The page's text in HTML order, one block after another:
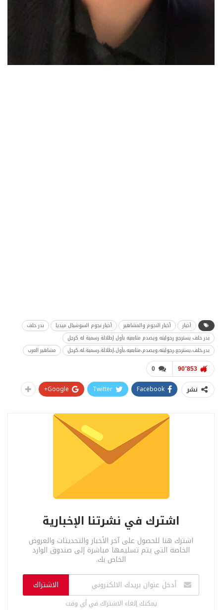
أخبار أخبار النجوم والمشاهير أخبار نجوم السوشيال ميديا
بدر خلف
بدر خلف يسترجع رجوليته ويصدم متابعيه بأول إطلالة رسمية له كرجل
بدر،خلف،يسترجع،رجوليته،ويصدم،متابعيه،بأول،إطلالة،رسمية،له،كرجل
مشاهير العرب
0 90٬853
نشر Facebook
Twitter
Google+
اشترك في نشرتنا الإخبارية
اشترك هنا للحصول على آخر الأخبار والتحديثات والعروض
الخاصة التي يتم تسليمها مباشرة إلى صندوق الوارد
الخاص بك.
الاشتراك
يمكنك إلغاء الاشتراك في أي وقت